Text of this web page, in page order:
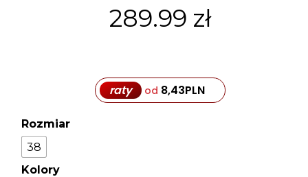
289.99 zł
raty od 8,43PLN
Rozmiar
38
Kolory